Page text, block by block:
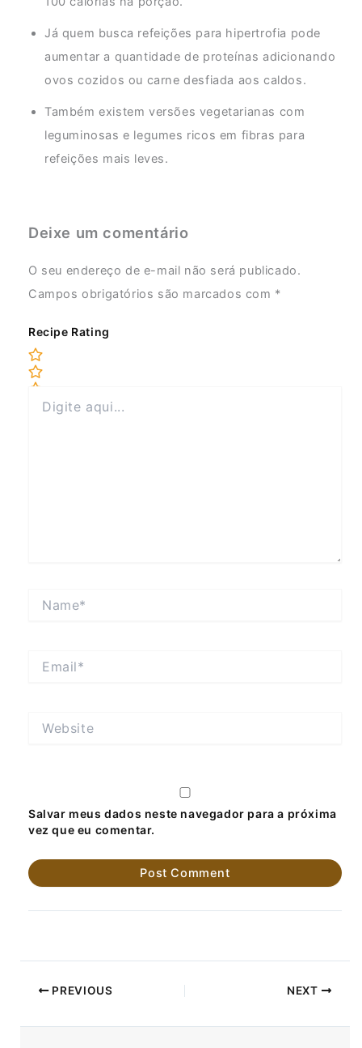
Já quem busca refeições para hipertrofia pode
aumentar a quantidade de proteínas adicionando
ovos cozidos ou carne desfiada aos caldos.
Também existem versões vegetarianas com
leguminosas e legumes ricos em fibras para
refeições mais leves.
Deixe um comentário
O seu endereço de e-mail não será publicado.
Campos obrigatórios são marcados com *
Recipe Rating
aqui...
Salvar meus dados neste navegador para a próxima
vez que eu comentar.
PREVIOUS NEXT